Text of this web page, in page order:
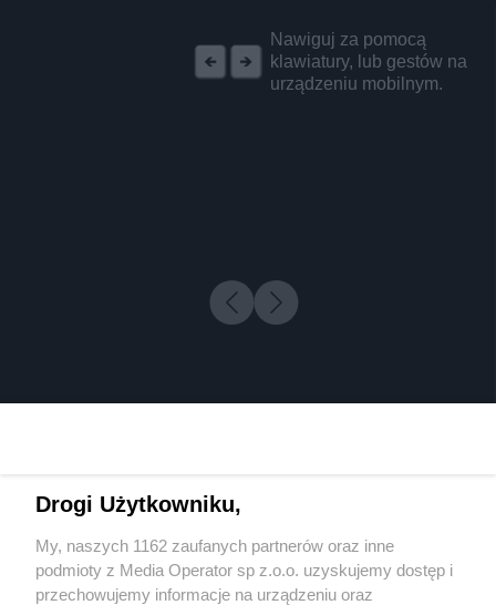
Nawiguj za pomocą
klawiatury, lub gestów na
urządzeniu mobilnym.
Wydawca mediów lokalnych
Drogi Użytkowniku,
My, naszych 1162 zaufanych partnerów oraz inne
podmioty z Media Operator sp z.o.o. uzyskujemy dostęp i
przechowujemy informacje na urządzeniu oraz